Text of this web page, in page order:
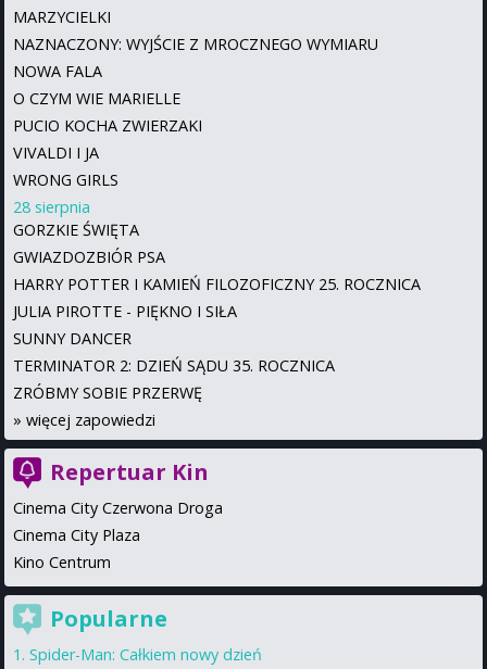
MARZYCIELKI
NAZNACZONY: WYJŚCIE Z MROCZNEGO WYMIARU
NOWA FALA
O CZYM WIE MARIELLE
PUCIO KOCHA ZWIERZAKI
VIVALDI I JA
WRONG GIRLS
28 sierpnia
GORZKIE ŚWIĘTA
GWIAZDOZBIÓR PSA
HARRY POTTER I KAMIEŃ FILOZOFICZNY 25. ROCZNICA
JULIA PIROTTE - PIĘKNO I SIŁA
SUNNY DANCER
TERMINATOR 2: DZIEŃ SĄDU 35. ROCZNICA
ZRÓBMY SOBIE PRZERWĘ
» więcej zapowiedzi
Repertuar Kin
Cinema City Czerwona Droga
Cinema City Plaza
Kino Centrum
Popularne
Spider-Man: Całkiem nowy dzień